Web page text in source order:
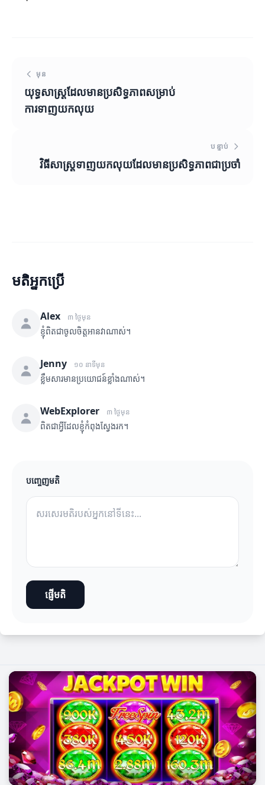
មុន
យុទ្ធសាស្ត្រដែលមានប្រសិទ្ធភាពសម្រាប់
ការទាញយកលុយ
បន្ទាប់
វិធីសាស្ត្រទាញយកលុយដែលមានប្រសិទ្ធភាពជាប្រចាំ
មតិអ្នកប្រើ
Alex ៣ ថ្ងៃមុន
ខ្ញុំពិតជាចូលចិត្តអានវាណាស់។
Jenny ១០ នាទីមុន
ខ្លឹមសារមានប្រយោជន៍ខ្លាំងណាស់។
WebExplorer ៣ ថ្ងៃមុន
ពិតជាអ្វីដែលខ្ញុំកំពុងស្វែងរក។
បញ្ចេញមតិ
ផ្ញើមតិ